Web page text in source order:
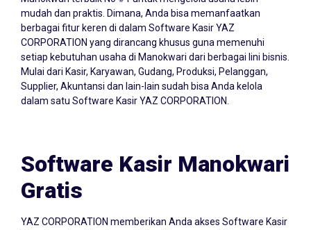
mudah dan praktis. Dimana, Anda bisa memanfaatkan
berbagai fitur keren di dalam Software Kasir YAZ
CORPORATION yang dirancang khusus guna memenuhi
setiap kebutuhan usaha di Manokwari dari berbagai lini bisnis.
Mulai dari Kasir, Karyawan, Gudang, Produksi, Pelanggan,
Supplier, Akuntansi dan lain-lain sudah bisa Anda kelola
dalam satu Software Kasir YAZ CORPORATION.
Software Kasir Manokwari
Gratis
YAZ CORPORATION memberikan Anda akses Software Kasir